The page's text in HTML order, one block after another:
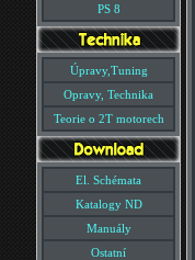
PS 8
Úpravy,Tuning
Opravy, Technika
Teorie o 2T motorech
El. Schémata
Katalogy ND
Manuály
Ostatní